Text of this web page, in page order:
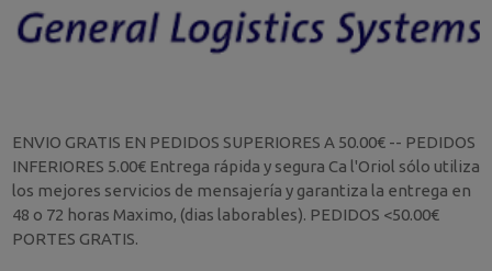
ENVIO GRATIS EN PEDIDOS SUPERIORES A 50.00€ -- PEDIDOS
INFERIORES 5.00€ Entrega rápida y segura Ca l'Oriol sólo utiliza
los mejores servicios de mensajería y garantiza la entrega en
48 o 72 horas Maximo, (dias laborables). PEDIDOS <50.00€
PORTES GRATIS.